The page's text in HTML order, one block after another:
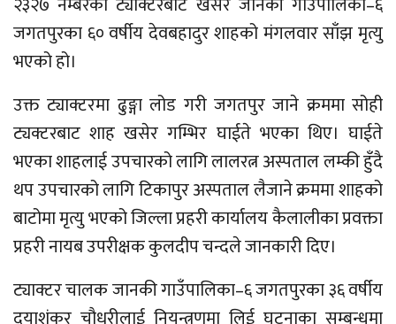
जगतपुरका ६० वर्षीय देवबहादुर शाहको मंगलवार साँझ मृत्यु
भएको हो।
उक्त ट्याक्टरमा ढुङ्गा लोड गरी जगतपुर जाने क्रममा सोही
ट्यक्टरबाट शाह खसेर गम्भिर घाईते भएका थिए। घाईते
भएका शाहलाई उपचारको लागि लालरत्न अस्पताल लम्की हुँदै
थप उपचारको लागि टिकापुर अस्पताल लैजाने क्रममा शाहको
बाटोमा मृत्यु भएको जिल्ला प्रहरी कार्यालय कैलालीका प्रवक्ता
प्रहरी नायब उपरीक्षक कुलदीप चन्दले जानकारी दिए।
ट्याक्टर चालक जानकी गाउँपालिका–६ जगतपुरका ३६ वर्षीय